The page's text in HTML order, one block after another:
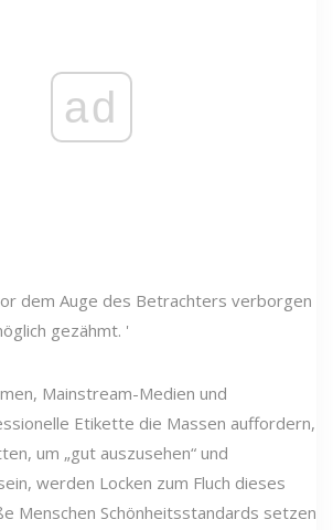
ad
dem Auge des Betrachters verborgen
gezähmt. '
Mainstream-Medien und
Etikette die Massen auffordern,
um „gut auszusehen“ und
werden Locken zum Fluch dieses
Menschen Schönheitsstandards setzen